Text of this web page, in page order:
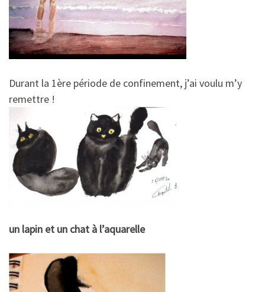
Durant la 1ère période de confinement, j’ai voulu m’y
remettre !
un lapin et un chat à l’aquarelle